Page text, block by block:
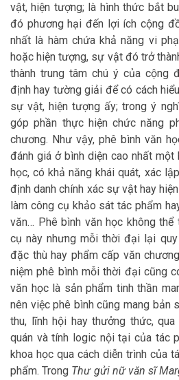
vật, hiện tượng; là hình thức bắt
đó phương hại đến lợi ích cộng
nhất là hàm chứa khả năng vi
hoặc hiện tượng, sự vật đó trở
thành trung tâm chú ý của cộng
định hay tường giải để có cách
sự vật, hiện tượng ấy; trong ý
góp phần thực hiện chức năng
chương. Như vậy, phê bình văn
đánh giá ở bình diện cao nhất một
học, có khả năng khái quát, xác
định danh chính xác sự vật hay
làm công cụ khảo sát tác phẩm
văn… Phê bình văn học không thể
cụ này nhưng mỗi thời đại lại
đặc thù hay phẩm cấp văn
niệm phê bình mỗi thời đại cũng
văn học là sản phẩm tinh thần
nên việc phê bình cũng mang bản
thu, lĩnh hội hay thưởng thức,
quán và tính logic nội tại của tác
khoa học qua cách diễn trình của
phẩm. Trong Thư gửi nữ văn sĩ